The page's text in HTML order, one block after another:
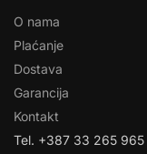
O nama
Plaćanje
Dostava
Garancija
Kontakt
Tel. +387 33 265 965